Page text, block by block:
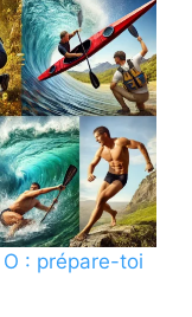
: prépare-toi